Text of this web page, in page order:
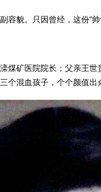
容貌。只因曾经，这份“帅
煤矿医院院长；父亲王
个混血孩子，个个颜值出